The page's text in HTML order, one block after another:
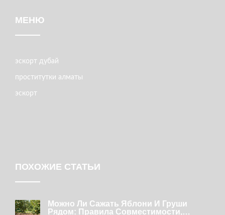
МЕНЮ
эскорт дубай
проститутки алматы
эскорт
ПОХОЖИЕ СТАТЬИ
Можно Ли Сажать Яблони И Груши
Рядом: Правила Совместимости,